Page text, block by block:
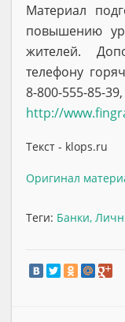
Материал
повышению
жителей.
телефону
8-800-
http://
Текст - klops.ru
Оригинал
Теги: Банки,